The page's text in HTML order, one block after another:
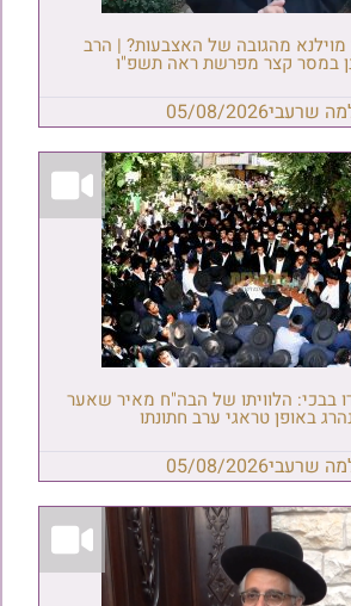
מהגובה של האצבעות? | הרב
במסר קצר מפרשת ראה תשפ"ו
שרעבי05/08/2026
בבכי: הלוויתו של הבה"ח מאיר שאער
באופן טראגי ערב חתונתו
שרעבי05/08/2026